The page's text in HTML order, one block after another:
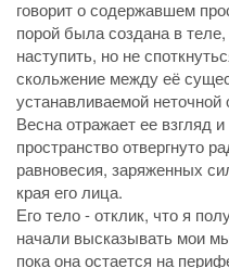
говорит о содержавшем
порой была создана в
наступить, но не
скольжение между её
устанавливаемой
Весна отражает ее взгляд
пространство отвергнуто
равновесия, заряженных
края его лица.
Его тело - отклик, что я
начали высказывать мои
пока она остается на